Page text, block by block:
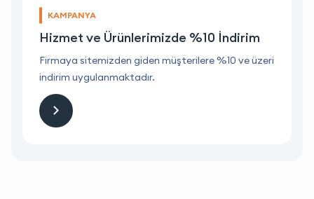
KAMPANYA
Hizmet ve Ürünlerimizde %10 İndirim
Firmaya sitemizden giden müşterilere %10 ve üzeri
indirim uygulanmaktadır.